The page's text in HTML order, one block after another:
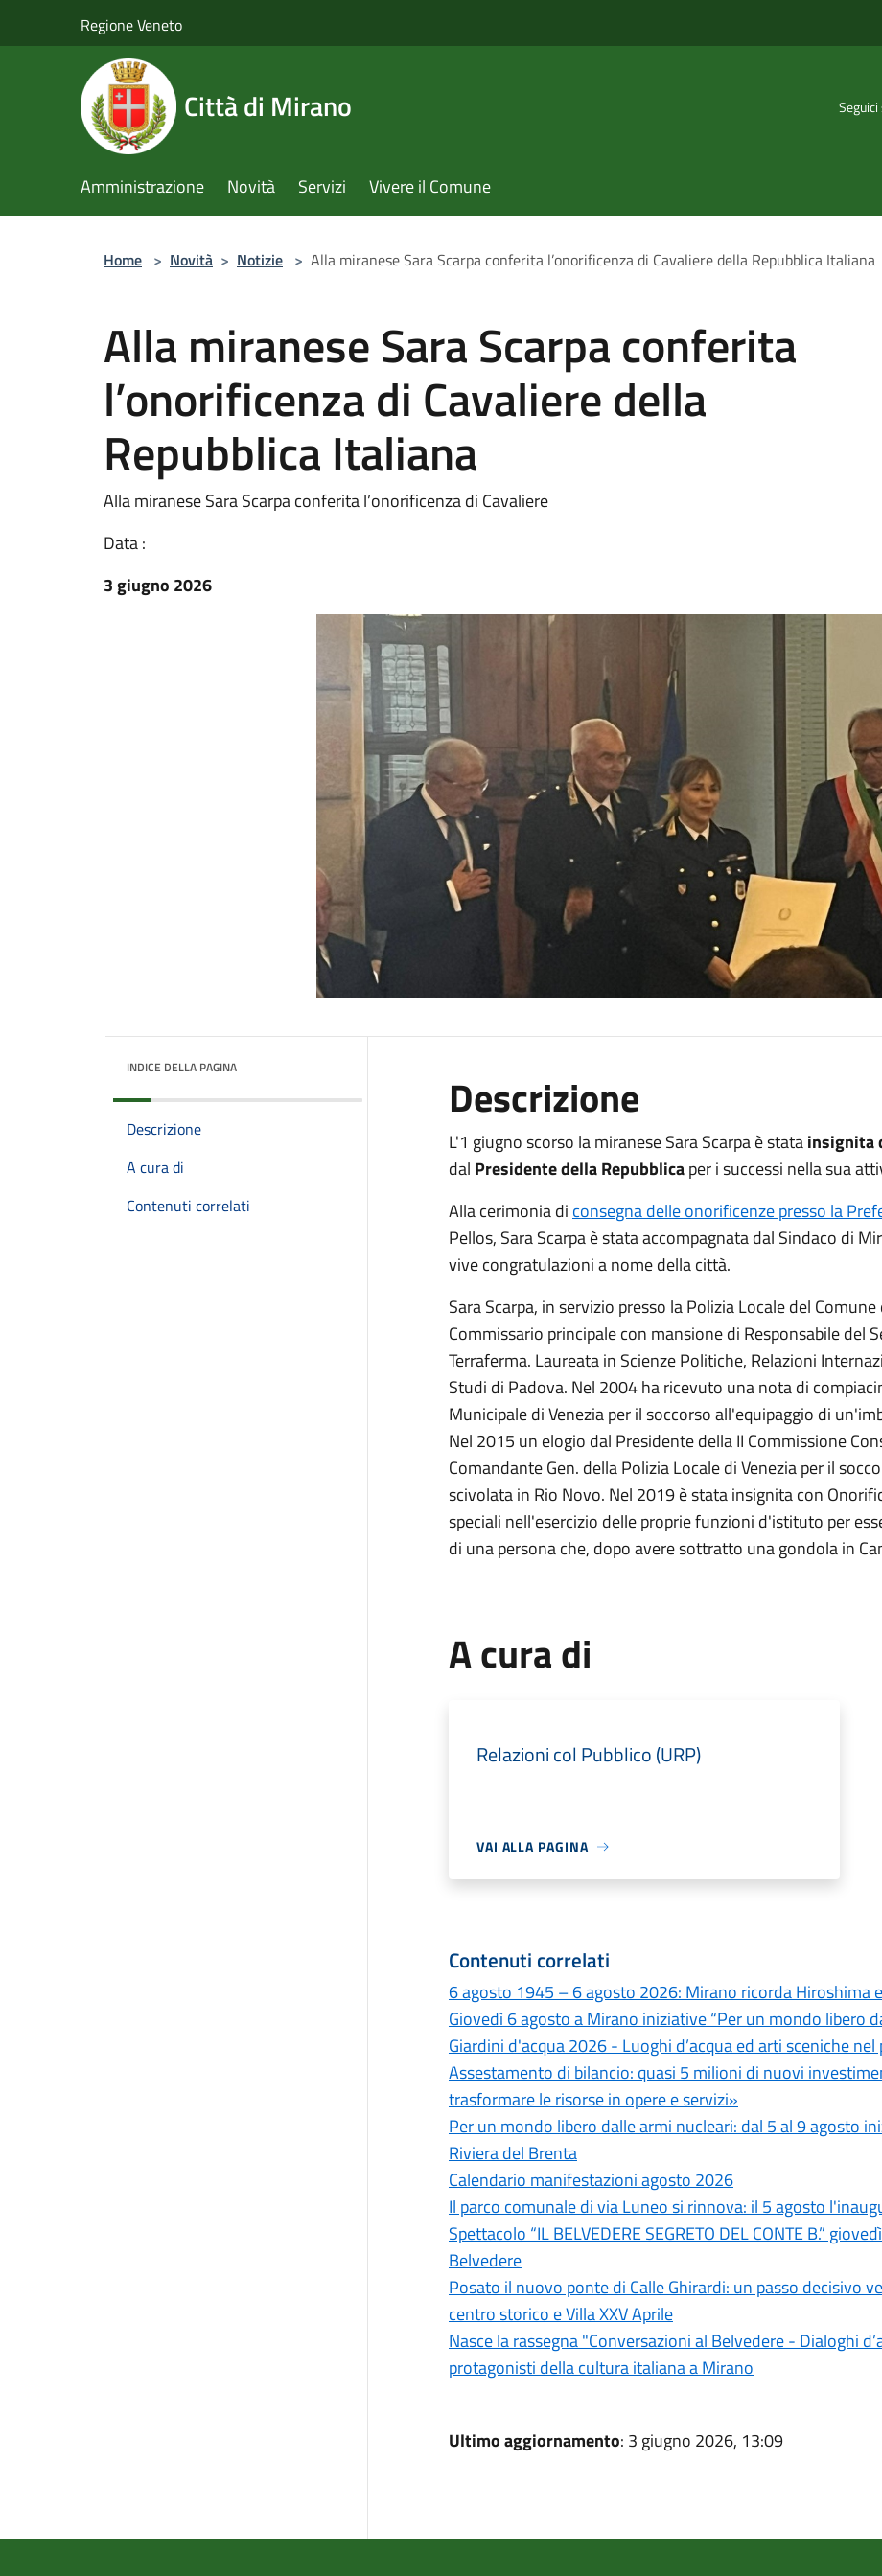
Regione Veneto
Città di Mirano Seguici
Amministrazione Novità Servizi Vivere il Comune
Home > Novità > Notizie > Alla miranese Sara Scarpa conferita l’onorificenza di Cavaliere della Repubblica Italiana
Alla miranese Sara Scarpa conferita
l’onorificenza di Cavaliere della
Repubblica Italiana
Alla miranese Sara Scarpa conferita l’onorificenza di Cavaliere
Data :
3 giugno 2026
INDICE DELLA PAGINA
Descrizione
A cura di
Contenuti correlati
Descrizione
L'1 giugno scorso la miranese Sara Scarpa è statainsignita
dal Presidente della Repubblicaper i successi nella sua
Alla cerimonia di consegna delle onorificenze presso la
Pellos, Sara Scarpa è stata accompagnata dal Sindaco di
vive congratulazioni a nome della città.
Sara Scarpa, in servizio presso la Polizia Locale del
Commissario principale con mansione di Responsabile del
Terraferma. Laureata in Scienze Politiche, Relazioni
Studi di Padova. Nel 2004 ha ricevuto una nota di
Municipale di Venezia per il soccorso all'equipaggio di
Nel 2015 un elogio dal Presidente della II Commissione
Comandante Gen. della Polizia Locale di Venezia per il
scivolata in Rio Novo. Nel 2019 è stata insignita con
speciali nell'esercizio delle proprie funzioni d'istituto per
di una persona che, dopo avere sottratto una gondola in
A cura di
Relazioni col Pubblico (URP)
VAI ALLA PAGINA
Contenuti correlati
6 agosto 1945 – 6 agosto 2026: Mirano ricorda Hiroshima
Giovedì 6 agosto a Mirano iniziative “Per un mondo libero
Giardini d'acqua 2026 - Luoghi d’acqua ed arti sceniche nel
Assestamento di bilancio: quasi 5 milioni di nuovi
trasformare le risorse in opere e servizi»
Per un mondo libero dalle armi nucleari: dal 5 al 9 agosto
Riviera del Brenta
Calendario manifestazioni agosto 2026
Il parco comunale di via Luneo si rinnova: il 5 agosto
Spettacolo “IL BELVEDERE SEGRETO DEL CONTE B.”
Belvedere
Posato il nuovo ponte di Calle Ghirardi: un passo decisivo
centro storico e Villa XXV Aprile
Nasce la rassegna "Conversazioni al Belvedere - Dialoghi
protagonisti della cultura italiana a Mirano
Ultimo aggiornamento: 3 giugno 2026, 13:09